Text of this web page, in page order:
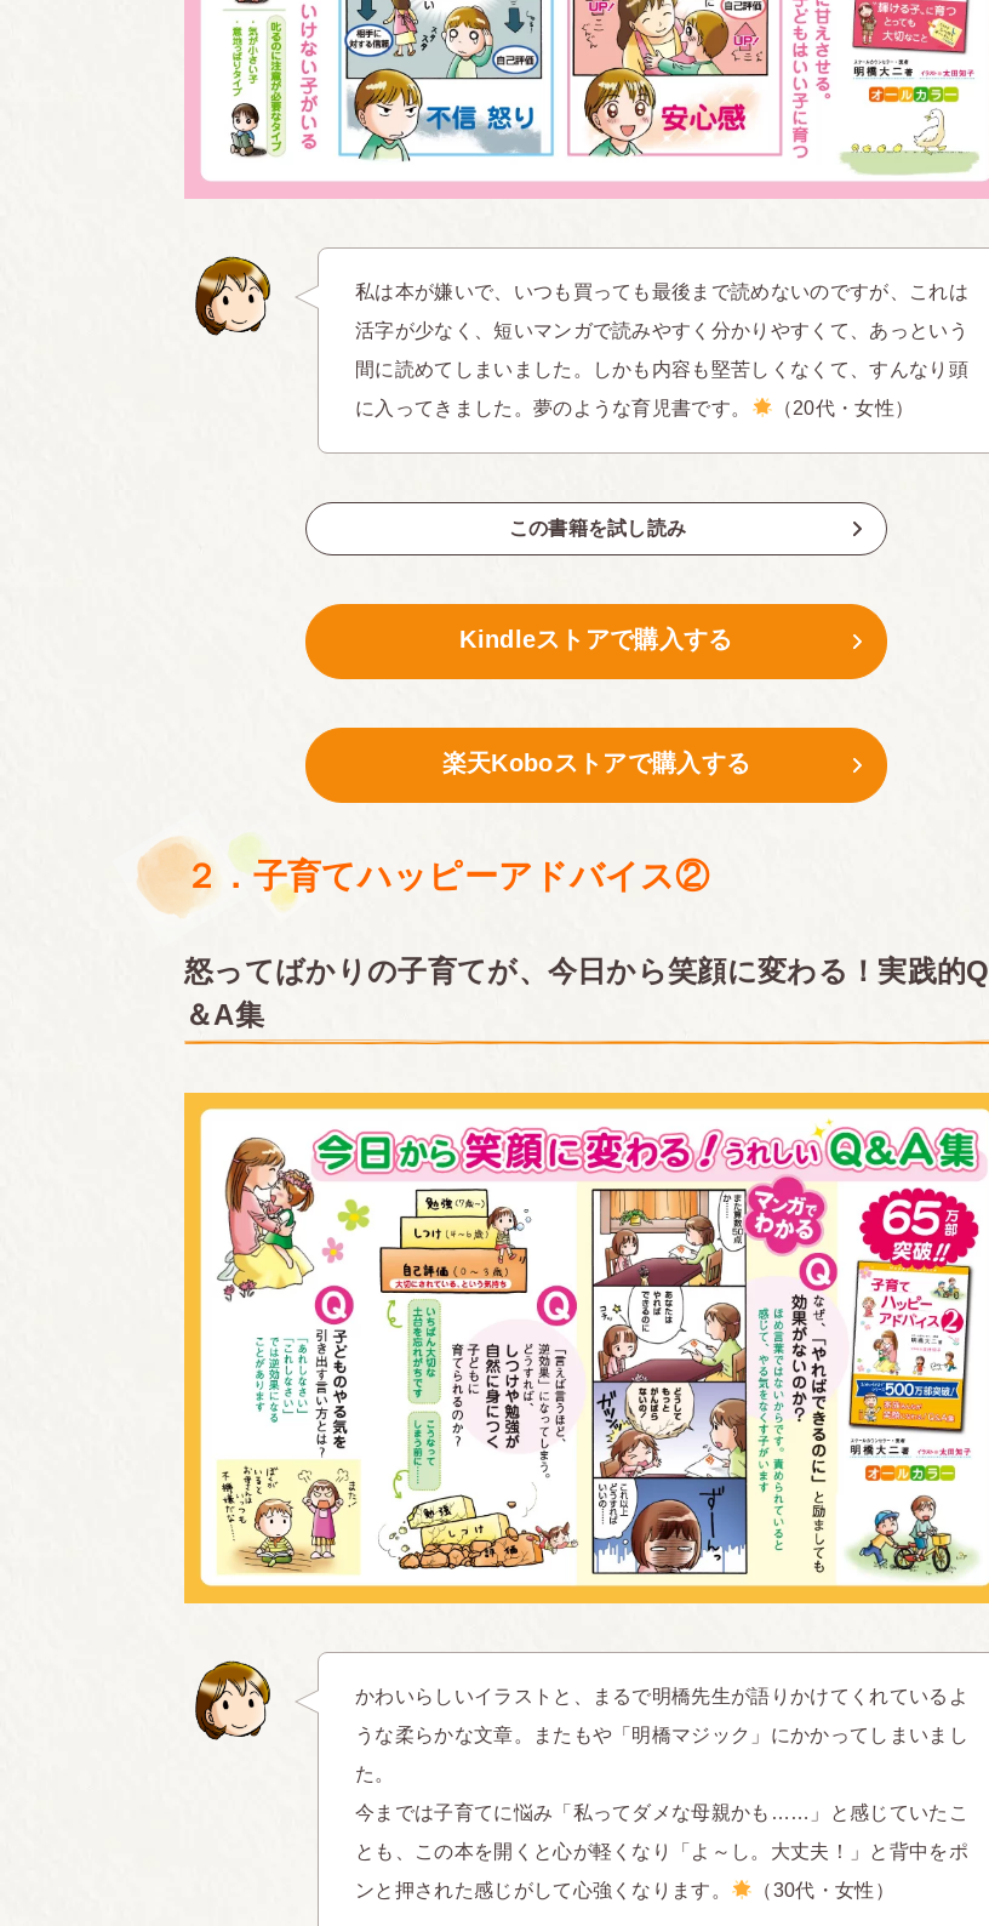
私は本が嫌いで、いつも買っても最後まで読めないのですが、これは
活字が少なく、短いマンガで読みやすく分かりやすくて、あっという
間に読めてしまいました。しかも内容も堅苦しくなくて、すんなり頭
に入ってきました。夢のような育児書です。
（20代・女性）
この書籍を試し読み
Kindleストアで購入する
楽天Koboストアで購入する
２．子育てハッピーアドバイス②
怒ってばかりの子育てが、今日から笑顔に変わる！実践的Q
＆A集
かわいらしいイラストと、まるで明橋先生が語りかけてくれているよ
うな柔らかな文章。またもや「明橋マジック」にかかってしまいまし
た。
今までは子育てに悩み「私ってダメな母親かも……」と感じていたこ
とも、この本を開くと心が軽くなり「よ～し。大丈夫！」と背中をポ
ンと押された感じがして心強くなります。
（30代・女性）